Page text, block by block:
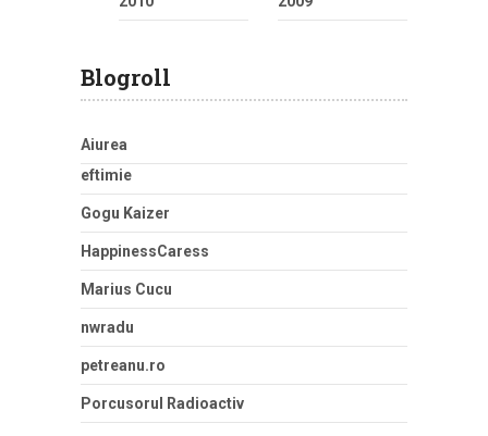
Blogroll
Aiurea
eftimie
Gogu Kaizer
HappinessCaress
Marius Cucu
nwradu
petreanu.ro
Porcusorul Radioactiv